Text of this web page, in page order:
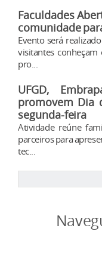
Faculdades
comunidade
Evento será
visitantes conheçam
pro...
UFGD,
promovem Dia
segunda-feira
Atividade reúne
parceiros para
tec...